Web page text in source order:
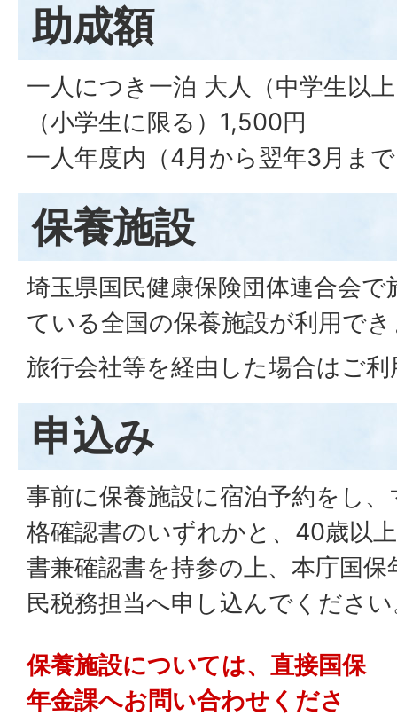
助成額
一人につき一泊 大人（中学生以
（小学生に限る）1,500円
一人年度内（4月から翌年3月ま
保養施設
埼玉県国民健康保険団体連合会
ている全国の保養施設が利用で
旅行会社等を経由した場合はご
申込み
事前に保養施設に宿泊予約をし
格確認書のいずれかと、40歳以
書兼確認書を持参の上、本庁国
民税務担当へ申し込んでくださ
保養施設については、直接国保
年金課へお問い合わせくださ